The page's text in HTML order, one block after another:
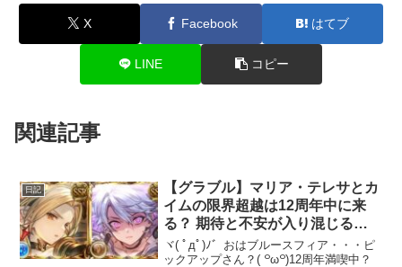
X Facebook はてブ
LINE コピー
関連記事
日記
【グラブル】マリア・テレサとカ
イムの限界超越は12周年中に来
る？ 期待と不安が入り混じる十
賢者の限界超越
ヾ( ﾟдﾟ)ﾉ゛おはブルースフィア・・・ピ
ックアップさん？( ꒪ω꒪)12周年満喫中？